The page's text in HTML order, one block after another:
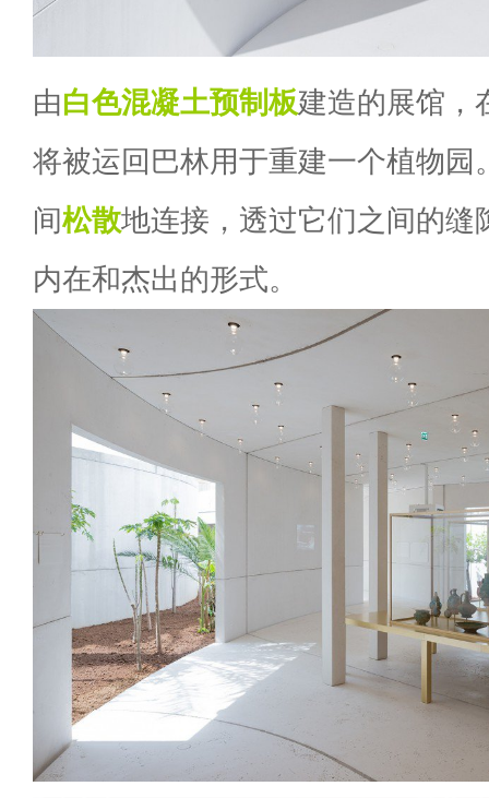
由白色混凝土预制板建造的展馆，
将被运回巴林用于重建一个植物园
间松散地连接，透过它们之间的缝
内在和杰出的形式。